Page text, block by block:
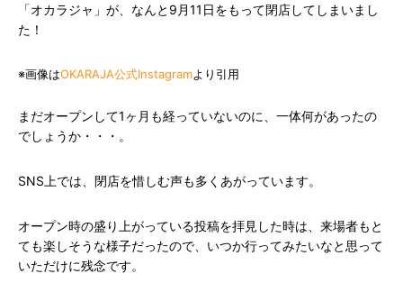
「オカラジャ」が、なんと9月11日をもって閉店してしまいまし
た！
※画像はOKARAJA公式Instagramより引用
まだオープンして1ヶ月も経っていないのに、一体何があったの
でしょうか・・・。
SNS上では、閉店を惜しむ声も多くあがっています。
オープン時の盛り上がっている投稿を拝見した時は、来場者もと
ても楽しそうな様子だったので、いつか行ってみたいなと思って
いただけに残念です。